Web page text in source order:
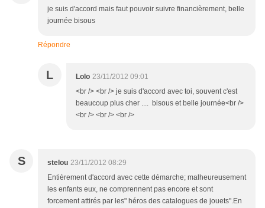
je suis d'accord mais faut pouvoir suivre financièrement, belle
journée bisous
Répondre
L Lolo 23/11/2012 09:01
<br /> <br /> je suis d'accord avec toi, souvent c'est
beaucoup plus cher .... bisous et belle journée<br />
<br /> <br /> <br />
S stelou 23/11/2012 08:29
Entièrement d'accord avec cette démarche; malheureusement
les enfants eux, ne comprennent pas encore et sont
forcement attirés par les" héros des catalogues de jouets".En